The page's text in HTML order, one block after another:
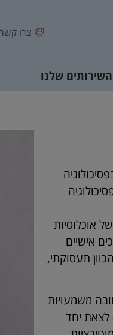
צרו קשר
השירותים שלנו
אוכלוסיות
אישיים
תעסוקתי,
משמעויות
לצאת יחד